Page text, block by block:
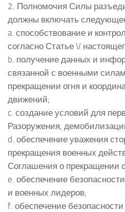
2. Полномочия Силы
должны включать
a. способствование и
согласно Статье V
b. получение данных и
связанной с военными
прекращении огня и
движений;
c. создание условий для
Разоружения,
d. обеспечение уважения
прекращения военных
Соглашения о прекращении
e. обеспечение
и военных лидеров;
f. обеспечение